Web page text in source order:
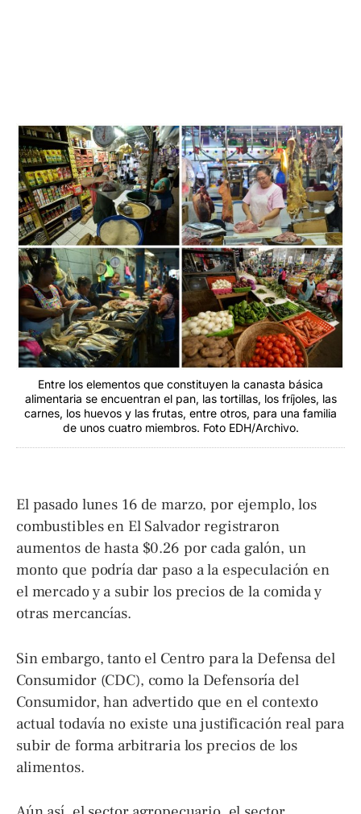
Entre los elementos que constituyen la canasta básica
alimentaria se encuentran el pan, las tortillas, los fríjoles, las
carnes, los huevos y las frutas, entre otros, para una familia
de unos cuatro miembros. Foto EDH/Archivo.
El pasado lunes 16 de marzo, por ejemplo, los
combustibles en El Salvador registraron
aumentos de hasta $0.26 por cada galón, un
monto que podría dar paso a la especulación en
el mercado y a subir los precios de la comida y
otras mercancías.
Sin embargo, tanto el Centro para la Defensa del
Consumidor (CDC), como la Defensoría del
Consumidor, han advertido que en el contexto
actual todavía no existe una justificación real para
subir de forma arbitraria los precios de los
alimentos.